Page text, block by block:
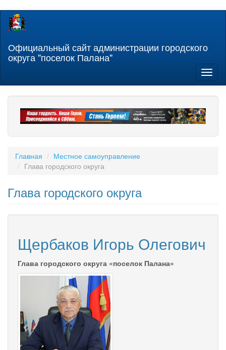
Перейти
содержанию
Официальный сайт администрации городского
округа "поселок Палана"
Главная
Местное самоуправление
Глава городского округа
Глава городского округа
Щербаков Игорь Олегович
Глава городского округа «поселок Палана»